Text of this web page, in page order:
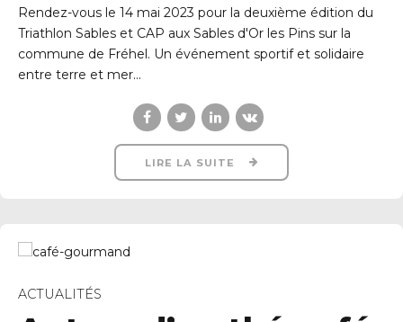
Rendez-vous le 14 mai 2023 pour la deuxième édition du
Triathlon Sables et CAP aux Sables d'Or les Pins sur la
commune de Fréhel. Un événement sportif et solidaire
entre terre et mer...
LIRE LA SUITE
ACTUALITÉS